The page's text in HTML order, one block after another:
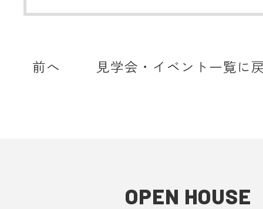
home.com】もしくは【@sadh.jp】
■ 来場予約からプレゼントまでの流
前へ 見学会・イベント一覧に
OPEN HOUSE